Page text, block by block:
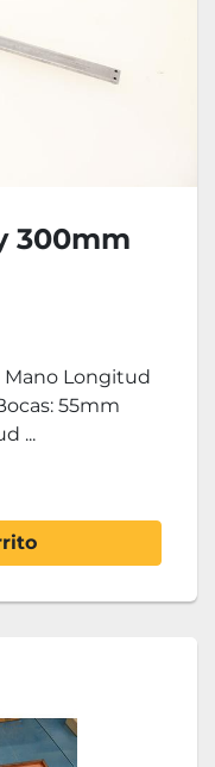
300mm
Mano Longitud
55mm
...